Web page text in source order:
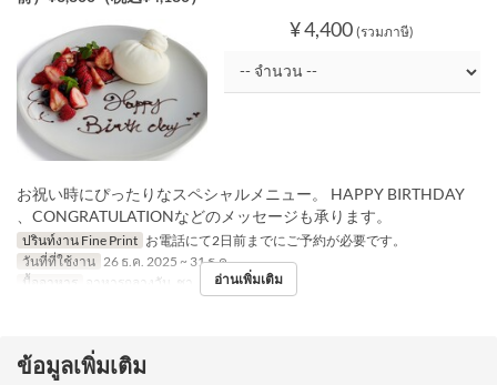
¥ 4,400 (รวมภาษี)
お祝い時にぴったりなスペシャルメニュー。 HAPPY BIRTHDAY
、CONGRATULATIONなどのメッセージも承ります。
ปรินท์งาน Fine Print お電話にて2日前までにご予約が必要です。
วันที่ที่ใช้งาน 26 ธ.ค. 2025 ~ 31 ธ.ค.
มื้ออาหาร
อาหารกลางวัน, ชา, อาหารเย็น
อ่านเพิ่มเติม
ข้อมูลเพิ่มเติม